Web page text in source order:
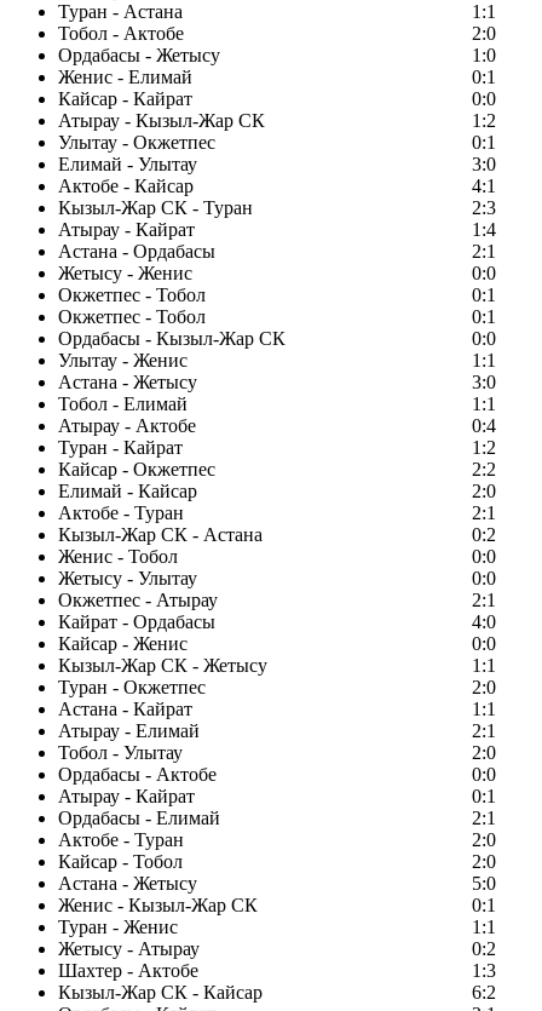
Туран - Астана
1:1
Тобол - Актобе
2:0
Ордабасы - Жетысу
1:0
Женис - Елимай
0:1
Кайсар - Кайрат
0:0
Атырау - Кызыл-Жар СК
1:2
Улытау - Окжетпес
0:1
Елимай - Улытау
3:0
Актобе - Кайсар
4:1
Кызыл-Жар СК - Туран
2:3
Атырау - Кайрат
1:4
Астана - Ордабасы
2:1
Жетысу - Женис
0:0
Окжетпес - Тобол
0:1
Окжетпес - Тобол
0:1
Ордабасы - Кызыл-Жар СК
0:0
Улытау - Женис
1:1
Астана - Жетысу
3:0
Тобол - Елимай
1:1
Атырау - Актобе
0:4
Туран - Кайрат
1:2
Кайсар - Окжетпес
2:2
Елимай - Кайсар
2:0
Актобе - Туран
2:1
Кызыл-Жар СК - Астана
0:2
Женис - Тобол
0:0
Жетысу - Улытау
0:0
Окжетпес - Атырау
2:1
Кайрат - Ордабасы
4:0
Кайсар - Женис
0:0
Кызыл-Жар СК - Жетысу
1:1
Туран - Окжетпес
2:0
Астана - Кайрат
1:1
Атырау - Елимай
2:1
Тобол - Улытау
2:0
Ордабасы - Актобе
0:0
Атырау - Кайрат
0:1
Ордабасы - Елимай
2:1
Актобе - Туран
2:0
Кайсар - Тобол
2:0
Астана - Жетысу
5:0
Женис - Кызыл-Жар СК
0:1
Туран - Женис
1:1
Жетысу - Атырау
0:2
Шахтер - Актобе
1:3
Кызыл-Жар СК - Кайсар
6:2